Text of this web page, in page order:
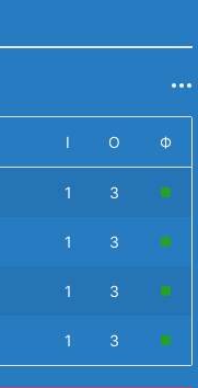
І О Ф
1 3
1 3
1 3
1 3